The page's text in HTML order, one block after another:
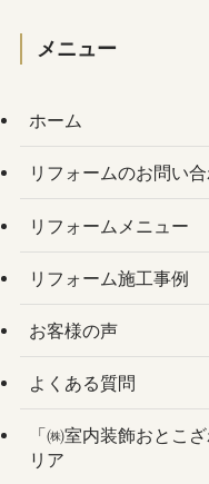
メニュー
ホーム
リフォームのお問い
リフォームメニュー
リフォーム施工事例
お客様の声
よくある質問
「㈱室内装飾おとこ
リア